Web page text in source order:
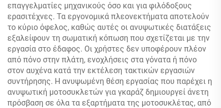
επαγγελματίες μηχανικούς όσο και για φιλόδοξους
ερασιτέχνες. Τα εργονομικά πλεονεκτήματα αποτελούν
το κύριο όφελος, καθώς αυτές οι ανυψωτικές διατάξεις
εξαλείφουν τη σωματική κόπωση που σχετίζεται με την
εργασία στο έδαφος. Οι χρήστες δεν υποφέρουν πλέον
από πόνο στην πλάτη, ενοχλήσεις στα γόνατα ή πόνο
στον αυχένα κατά την εκτέλεση τακτικών εργασιών
συντήρησης. Η ανυψωμένη θέση εργασίας που παρέχει η
ανυψωτική μοτοσυκλετών για γκαράζ δημιουργεί άνετη
πρόσβαση σε όλα τα εξαρτήματα της μοτοσυκλέτας, από